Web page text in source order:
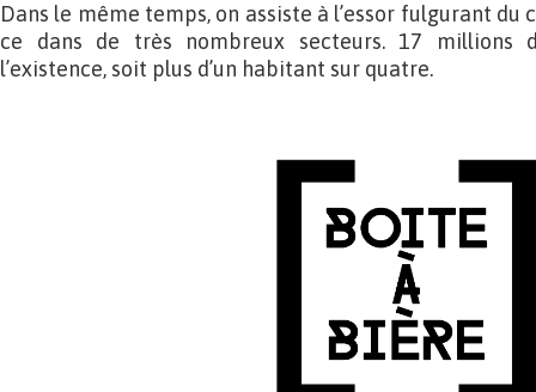
Dans le même temps, on assiste à l’essor fulgurant du
ce dans de très nombreux secteurs. 17 millions
l’existence, soit plus d’un habitant sur quatre.